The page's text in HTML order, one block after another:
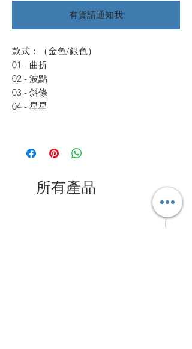
有貨請通知我
款式：（金色/銀色）
01 - 曲折
02 - 波點
03 - 斜條
04 - 星星
所有產品